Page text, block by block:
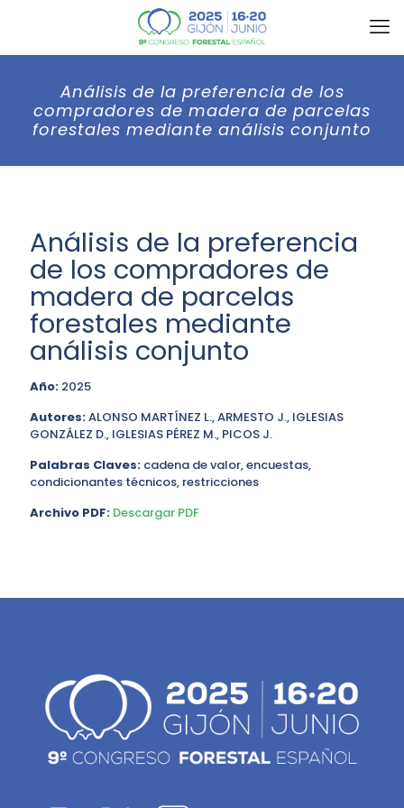
Análisis de la preferencia de los
compradores de madera de parcelas
forestales mediante análisis conjunto
Análisis de la preferencia
de los compradores de
madera de parcelas
forestales mediante
análisis conjunto
Año: 2025
Autores:ALONSO MARTÍNEZ L., ARMESTO J., IGLESIAS
GONZÁLEZ D., IGLESIAS PÉREZ M., PICOS J.
Palabras Claves: cadena de valor, encuestas,
condicionantes técnicos, restricciones
Archivo PDF: Descargar PDF